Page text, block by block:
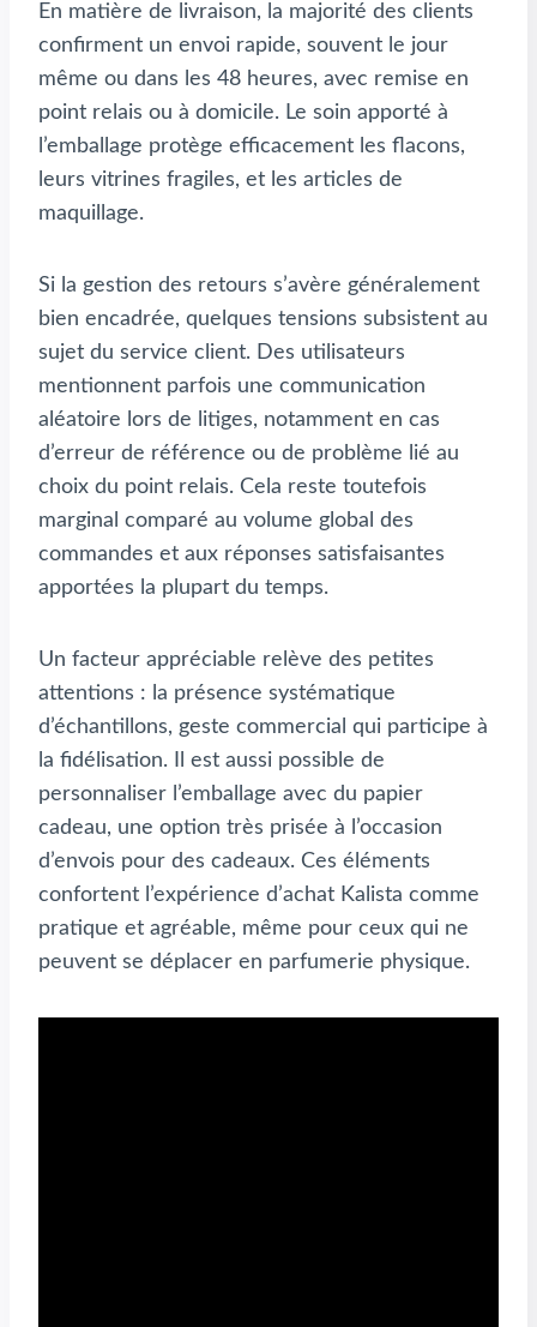
En matière de livraison, la majorité des clients
confirment un envoi rapide, souvent le jour
même ou dans les 48 heures, avec remise en
point relais ou à domicile. Le soin apporté à
l’emballage protège efficacement les flacons,
leurs vitrines fragiles, et les articles de
maquillage.
Si la gestion des retours s’avère généralement
bien encadrée, quelques tensions subsistent au
sujet du service client. Des utilisateurs
mentionnent parfois une communication
aléatoire lors de litiges, notamment en cas
d’erreur de référence ou de problème lié au
choix du point relais. Cela reste toutefois
marginal comparé au volume global des
commandes et aux réponses satisfaisantes
apportées la plupart du temps.
Un facteur appréciable relève des petites
attentions : la présence systématique
d’échantillons, geste commercial qui participe à
la fidélisation. Il est aussi possible de
personnaliser l’emballage avec du papier
cadeau, une option très prisée à l’occasion
d’envois pour des cadeaux. Ces éléments
confortent l’expérience d’achat Kalista comme
pratique et agréable, même pour ceux qui ne
peuvent se déplacer en parfumerie physique.